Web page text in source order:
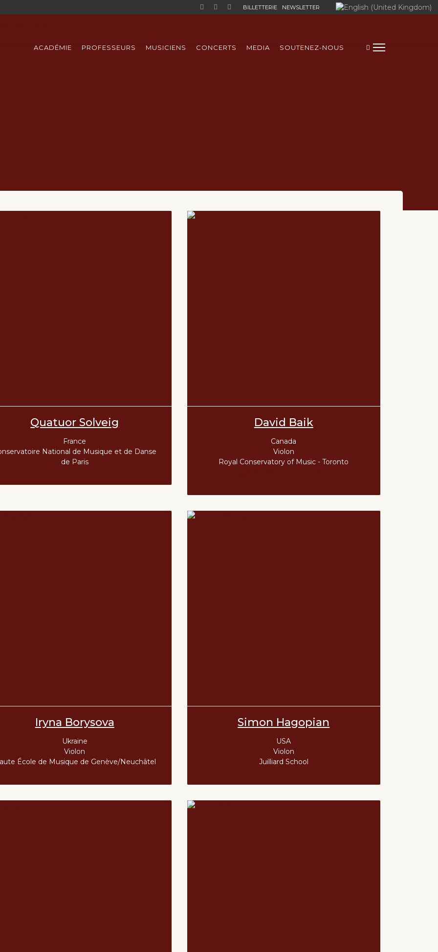
BILLETTERIE NEWSLETTER Sélectionnez votre langue
ACADÉMIE PROFESSEURS MUSICIENS CONCERTS MEDIA SOUTENEZ-NOUS
Quatuor Solveig
France
National de Musique et de Danse
de Paris
David Baik
Canada
Violon
Royal Conservatory of Music - Toronto
Iryna Borysova
Ukraine
Violon
École de Musique de Genève/Neuchâtel
Simon Hagopian
USA
Violon
Juilliard School